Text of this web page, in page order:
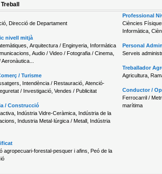
, Direcció de Departament
nivell mitjà
, Arquitectura / Enginyeria, Informàtica
, Audio / Video / Fotografia / Cinema,
Aeronàutica...
/ Turisme
, Intendència / Restauració, Atenció-
/ Investigació, Vendes / Publicitat
/ Construcció
, Indústria Vidre-Ceràmica, Indústria de la
, Industria Metal·lúrgica / Metall, Indústria
agropecuari-forestal-pesquer i afins, Peó de la
Professional
Ciències
Informàtica,
Personal
Serveis
Treballador
Agricultura,
Conductor /
Ferrocarril /
marítima